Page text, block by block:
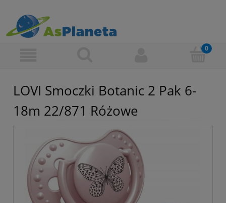
LOVI Smoczki Botanic 2 Pak 6-
18m 22/871 Różowe